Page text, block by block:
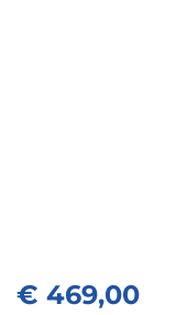
€ 469,00